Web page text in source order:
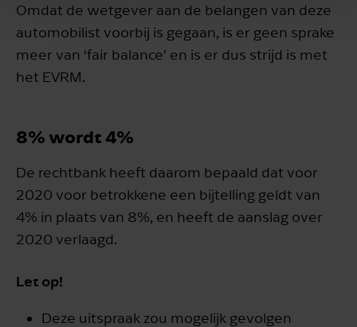
Omdat de wetgever aan de belangen van deze
automobilist voorbij is gegaan, is er geen sprake
meer van ‘fair balance’ en is er dus strijd is met
het EVRM.
8% wordt 4%
De rechtbank heeft daarom bepaald dat voor
2020 voor betrokkene een bijtelling geldt van
4% in plaats van 8%, en heeft de aanslag over
2020 verlaagd.
Let op!
Deze uitspraak zou mogelijk gevolgen